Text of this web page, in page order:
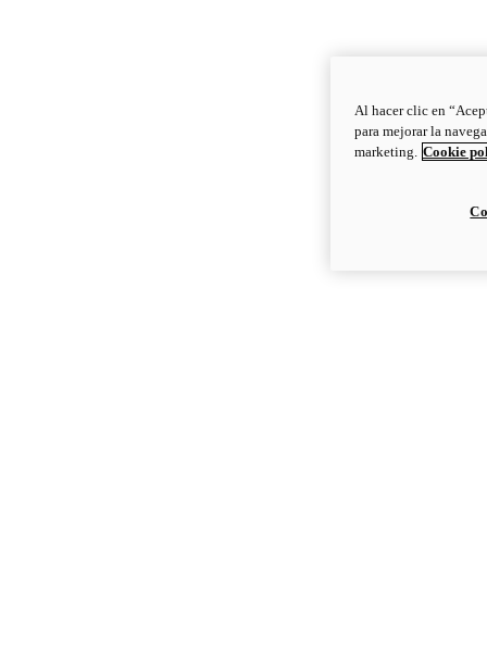
Al hacer clic en
para mejorar la
marketing. Cookie